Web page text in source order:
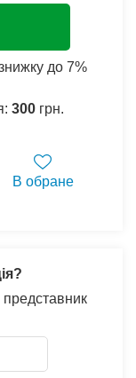
до 7%
300 грн.
В обране